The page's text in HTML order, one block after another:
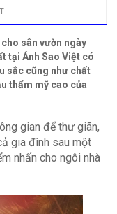
sân vườn ngày
tại Ánh Sao Việt có
sắc cũng như chất
thẩm mỹ cao của
gian để thư giãn,
gia đình sau một
nhấn cho ngôi nhà